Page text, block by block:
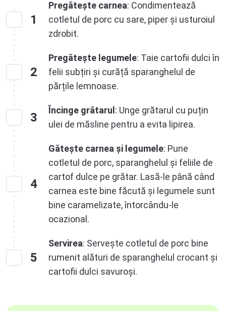
1
Pregătește carnea: Condimentează
cotletul de porc cu sare, piper și usturoiul
zdrobit.
2
Pregătește legumele: Taie cartofii dulci în
felii subțiri și curăță sparanghelul de
părțile lemnoase.
3
Încinge grătarul: Unge grătarul cu puțin
ulei de măsline pentru a evita lipirea.
4
Gătește carnea și legumele: Pune
cotletul de porc, sparanghelul și feliile de
cartof dulce pe grătar. Lasă-le până când
carnea este bine făcută și legumele sunt
bine caramelizate, întorcându-le
ocazional.
5
Servirea: Servește cotletul de porc bine
rumenit alături de sparanghelul crocant și
cartofii dulci savuroși.